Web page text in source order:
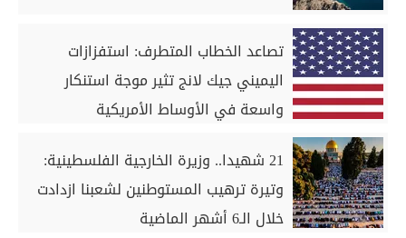
تصاعد الخطاب المتطرف: استفزازات
اليميني جيك لانج تثير موجة استنکار
واسعة في الأوساط الأمريكية
21 شهيدا.. وزيرة الخارجية الفلسطينية:
وتيرة ترهيب المستوطنين لشعبنا ازدادت
خلال الـ6 أشهر الماضية